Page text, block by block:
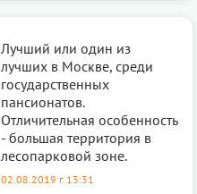
Лучший или один из
лучших в Москве, среди
государственных
пансионатов.
Отличительная особенность
- большая территория в
лесопарковой зоне.
02.08.2019 г. 13:31